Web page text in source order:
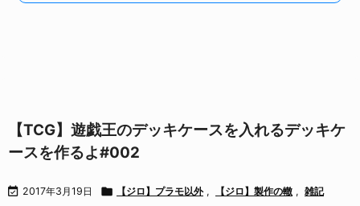
【TCG】遊戯王のデッキケースを入れるデッキケ
ースを作るよ#002
 2017年3月19日  【ジロ】プラモ以外 , 【ジロ】製作の轍 , 雑記